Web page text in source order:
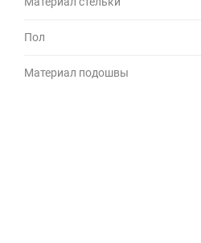
Пол
Материал подошвы